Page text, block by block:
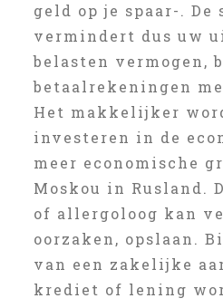
geld op je spaar-. De
vermindert dus uw
belasten vermogen,
betaalrekeningen
Het makkelijker
investeren in de
meer economische
Moskou in Rusland.
of allergoloog kan
oorzaken, opslaan.
van een zakelijke
krediet of lening